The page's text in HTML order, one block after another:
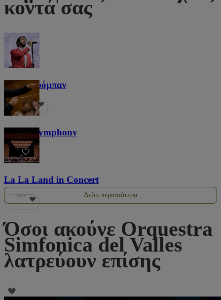
κοντά σας
Τζος Γκρόμπαν
1,2 χιλ.
Screen Symphony
5
La La Land in Concert
322 Δείτε περισσότερα
Όσοι ακούνε Orquestra
Simfonica del Valles
λατρεύουν επίσης